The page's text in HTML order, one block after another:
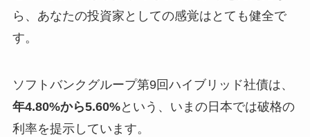
ら、あなたの投資家としての感覚はとても健全で
す。
ソフトバンクグループ第9回ハイブリッド社債は、
年4.80%から5.60%という、いまの日本では破格の
利率を提示しています。